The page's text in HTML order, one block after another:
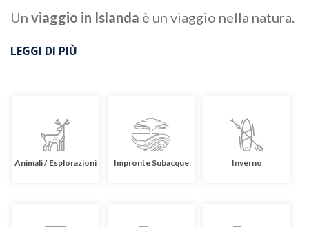
Un viaggio in Islanda è un viaggio nella natura.
LEGGI DI PIÙ
Animali / Esplorazioni Impronte Subacque Inverno